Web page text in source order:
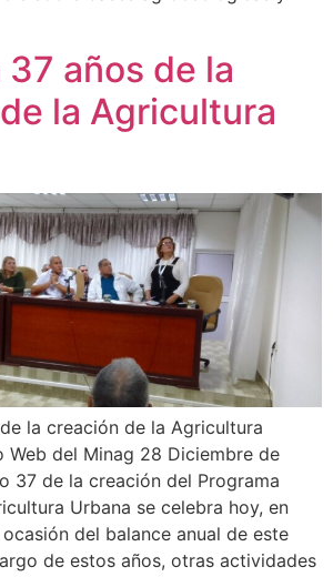
años de la
la Agricultura
la creación de la Agricultura
Web del Minag 28 Diciembre de
37 de la creación del Programa
Urbana se celebra hoy, en
del balance anual de este
de estos años, otras actividades